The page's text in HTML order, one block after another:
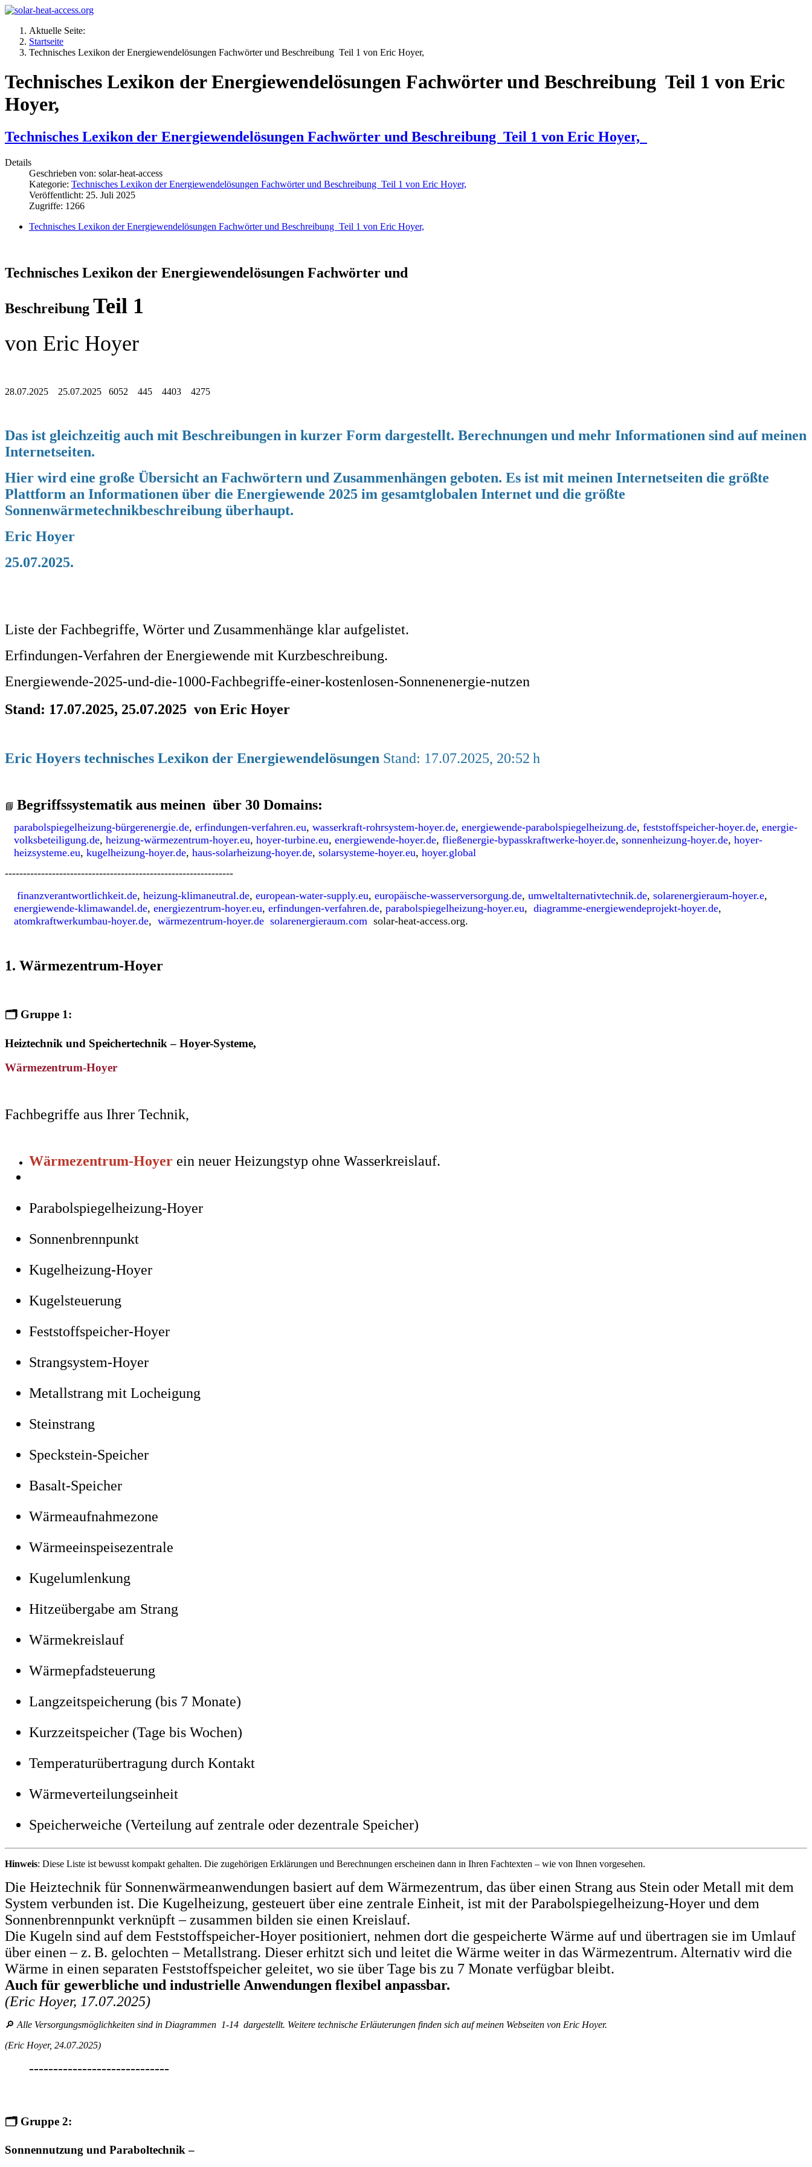
Aktuelle Seite:
Startseite
Technisches Lexikon der Energiewendelösungen Fachwörter und Beschreibung Teil 1 von Eric Hoyer,
Technisches Lexikon der Energiewendelösungen Fachwörter und Beschreibung Teil 1 von Eric
Hoyer,
Technisches Lexikon der Energiewendelösungen Fachwörter und Beschreibung Teil 1 von Eric Hoyer,
Details
Geschrieben von: solar-heat-access
Kategorie: Technisches Lexikon der Energiewendelösungen Fachwörter und Beschreibung Teil 1 von Eric Hoyer,
Veröffentlicht: 25. Juli 2025
Zugriffe: 1266
Technisches Lexikon der Energiewendelösungen Fachwörter und Beschreibung Teil 1 von Eric Hoyer,
Technisches Lexikon der Energiewendelösungen Fachwörter und
Beschreibung Teil 1
von Eric Hoyer
28.07.2025 25.07.2025 6052 445 4403 4275
Das ist gleichzeitig auch mit Beschreibungen in kurzer Form dargestellt. Berechnungen und mehr Informationen sind auf meinen
Internetseiten.
Hier wird eine große Übersicht an Fachwörtern und Zusammenhängen geboten. Es ist mit meinen Internetseiten die größte
Plattform an Informationen über die Energiewende 2025 im gesamtglobalen Internet und die größte
Sonnenwärmetechnikbeschreibung überhaupt.
Eric Hoyer
25.07.2025.
Liste der Fachbegriffe, Wörter und Zusammenhänge klar aufgelistet.
Erfindungen-Verfahren der Energiewende mit Kurzbeschreibung.
Energiewende-2025-und-die-1000-Fachbegriffe-einer-kostenlosen-Sonnenenergie-nutzen
Stand: 17.07.2025, 25.07.2025 von Eric Hoyer
Eric Hoyers technisches Lexikon der Energiewendelösungen Stand: 17.07.2025, 20:52 h
📘 Begriffssystematik aus meinen über 30 Domains:
parabolspiegelheizung-bürgerenergie.de, erfindungen-verfahren.eu, wasserkraft-rohrsystem-hoyer.de, energiewende-parabolspiegelheizung.de, feststoffspeicher-hoyer.de, energie-
volksbeteiligung.de, heizung-wärmezentrum-hoyer.eu, hoyer-turbine.eu, energiewende-hoyer.de, fließenergie-bypasskraftwerke-hoyer.de, sonnenheizung-hoyer.de, hoyer-
heizsysteme.eu, kugelheizung-hoyer.de, haus-solarheizung-hoyer.de, solarsysteme-hoyer.eu, hoyer.global
---------------------------------------------------------------
finanzverantwortlichkeit.de, heizung-klimaneutral.de, european-water-supply.eu, europäische-wasserversorgung.de, umweltalternativtechnik.de, solarenergieraum-hoyer.e,
energiewende-klimawandel.de, energiezentrum-hoyer.eu, erfindungen-verfahren.de, parabolspiegelheizung-hoyer.eu, diagramme-energiewendeprojekt-hoyer.de,
atomkraftwerkumbau-hoyer.de, wärmezentrum-hoyer.de solarenergieraum.com solar-heat-access.org.
1. Wärmezentrum-Hoyer
🗂️ Gruppe 1:
Heiztechnik und Speichertechnik – Hoyer-Systeme,
Wärmezentrum-Hoyer
Fachbegriffe aus Ihrer Technik,
Wärmezentrum-Hoyer ein neuer Heizungstyp ohne Wasserkreislauf.
Parabolspiegelheizung-Hoyer
Sonnenbrennpunkt
Kugelheizung-Hoyer
Kugelsteuerung
Feststoffspeicher-Hoyer
Strangsystem-Hoyer
Metallstrang mit Locheigung
Steinstrang
Speckstein-Speicher
Basalt-Speicher
Wärmeaufnahmezone
Wärmeeinspeisezentrale
Kugelumlenkung
Hitzeübergabe am Strang
Wärmekreislauf
Wärmepfadsteuerung
Langzeitspeicherung (bis 7 Monate)
Kurzzeitspeicher (Tage bis Wochen)
Temperaturübertragung durch Kontakt
Wärmeverteilungseinheit
Speicherweiche (Verteilung auf zentrale oder dezentrale Speicher)
Hinweis: Diese Liste ist bewusst kompakt gehalten. Die zugehörigen Erklärungen und Berechnungen erscheinen dann in Ihren Fachtexten – wie von Ihnen vorgesehen.
Die Heiztechnik für Sonnenwärmeanwendungen basiert auf dem Wärmezentrum, das über einen Strang aus Stein oder Metall mit dem
System verbunden ist. Die Kugelheizung, gesteuert über eine zentrale Einheit, ist mit der Parabolspiegelheizung-Hoyer und dem
Sonnenbrennpunkt verknüpft – zusammen bilden sie einen Kreislauf.
Die Kugeln sind auf dem Feststoffspeicher-Hoyer positioniert, nehmen dort die gespeicherte Wärme auf und übertragen sie im Umlauf
über einen – z. B. gelochten – Metallstrang. Dieser erhitzt sich und leitet die Wärme weiter in das Wärmezentrum. Alternativ wird die
Wärme in einen separaten Feststoffspeicher geleitet, wo sie über Tage bis zu 7 Monate verfügbar bleibt.
Auch für gewerbliche und industrielle Anwendungen flexibel anpassbar.
(Eric Hoyer, 17.07.2025)
🔎 Alle Versorgungsmöglichkeiten sind in Diagrammen 1-14 dargestellt. Weitere technische Erläuterungen finden sich auf meinen Webseiten von Eric Hoyer.
(Eric Hoyer, 24.07.2025)
-----------------------------
🗂️ Gruppe 2:
Sonnennutzung und Paraboltechnik –